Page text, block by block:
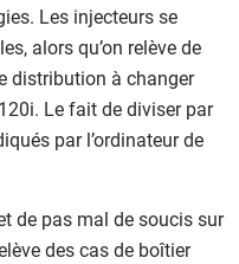
Les injecteurs se
alors qu’on relève de
distribution à changer
Le fait de diviser par
par l’ordinateur de
de pas mal de soucis sur
des cas de boîtier